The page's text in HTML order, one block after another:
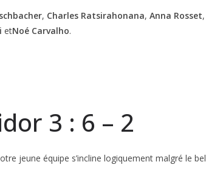
, Charles Ratsirahonana, Anna Rosset,
etNoé Carvalho.
3 : 6 – 2
jeune équipe s’incline logiquement malgré le bel